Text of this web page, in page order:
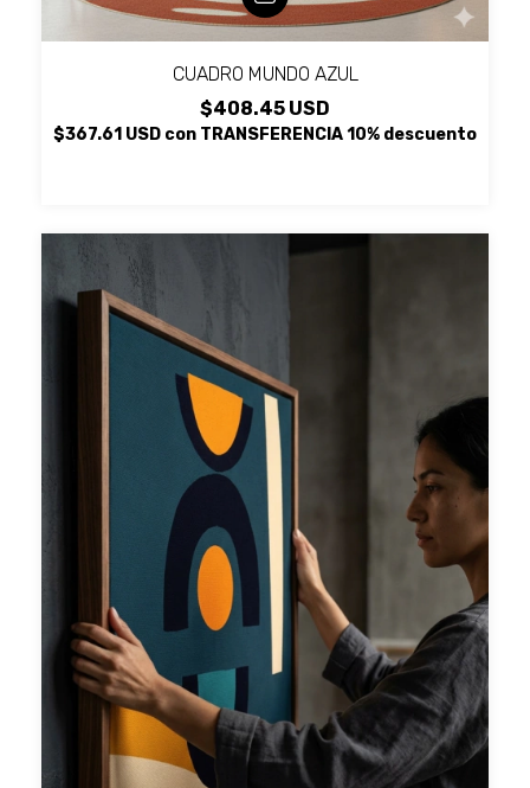
CUADRO MUNDO AZUL
$408.45 USD
$367.61 USD con TRANSFERENCIA 10% descuento